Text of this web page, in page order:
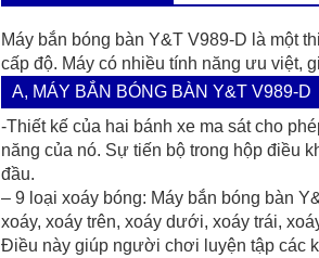
Máy bắn bóng bàn Y&T V989-D là một
cấp độ. Máy có nhiều tính năng ưu việt,
A, MÁY BẮN BÓNG BÀN Y&T V989-D
-Thiết kế của hai bánh xe ma sát cho
năng của nó. Sự tiến bộ trong hộp điều
đầu.
– 9 loại xoáy bóng: Máy bắn bóng bàn
xoáy, xoáy trên, xoáy dưới, xoáy trái,
Điều này giúp người chơi luyện tập các